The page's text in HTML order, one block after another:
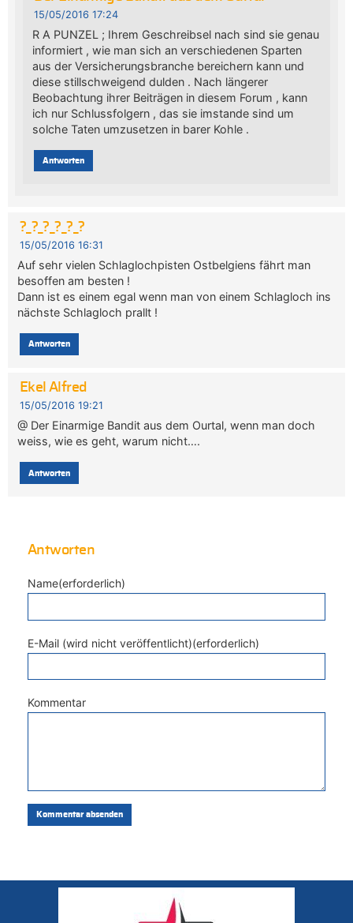
15/05/2016 17:24
R A PUNZEL ; Ihrem Geschreibsel nach sind sie genau
informiert , wie man sich an verschiedenen Sparten
aus der Versicherungsbranche bereichern kann und
diese stillschweigend dulden . Nach längerer
Beobachtung ihrer Beiträgen in diesem Forum , kann
ich nur Schlussfolgern , das sie imstande sind um
solche Taten umzusetzen in barer Kohle .
Antworten
?_?_?_?_?_?
15/05/2016 16:31
Auf sehr vielen Schlaglochpisten Ostbelgiens fährt man
besoffen am besten !
Dann ist es einem egal wenn man von einem Schlagloch ins
nächste Schlagloch prallt !
Antworten
Ekel Alfred
15/05/2016 19:21
@ Der Einarmige Bandit aus dem Ourtal, wenn man doch
weiss, wie es geht, warum nicht….
Antworten
Antworten
Name(erforderlich)
E-Mail (wird nicht veröffentlicht)(erforderlich)
Kommentar